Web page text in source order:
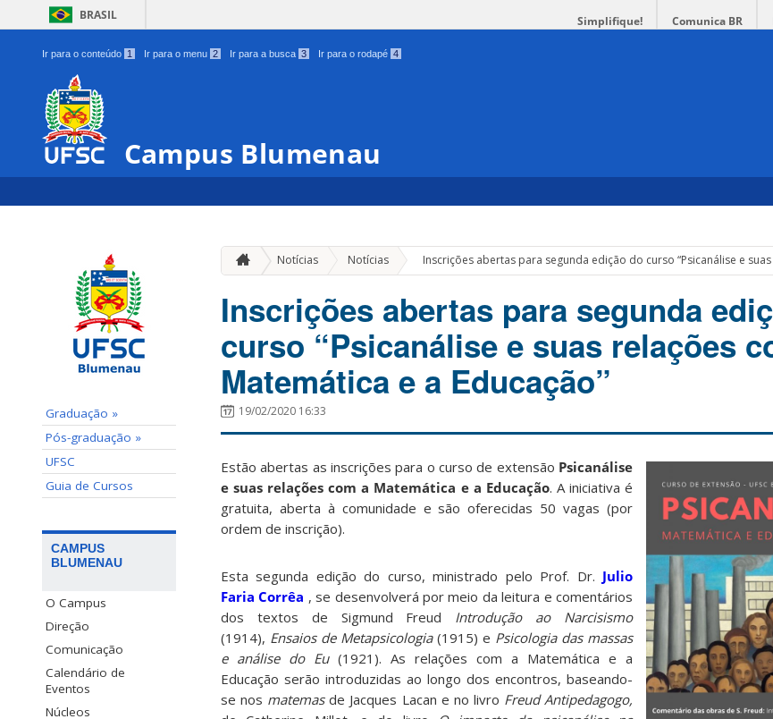
BRASIL Simplifique! Comunica BR
Ir para o conteúdo 1 Ir para o menu 2 Ir para a busca 3 Ir para o rodapé 4
Campus Blumenau
Graduação »
Pós-graduação »
UFSC
Guia de Cursos
CAMPUS
BLUMENAU
O Campus
Direção
Comunicação
Calendário de
Eventos
Núcleos
Notícias Notícias » Inscrições abertas para segunda edição do curso “Psicanálise e
Inscrições abertas para segunda
curso “Psicanálise e suas relações
Matemática e a Educação”
19/02/2020 16:33
Estão abertas as inscrições para o curso de extensão Psicanálise
e suas relações com a Matemática e a Educação. A iniciativa é
gratuita, aberta à comunidade e são oferecidas 50 vagas (por
ordem de inscrição).
Esta segunda edição do curso, ministrado pelo Prof. Dr. Julio
Faria Corrêa , se desenvolverá por meio da leitura e comentários
dos textos de Sigmund Freud Introdução ao Narcisismo
(1914), Ensaios de Metapsicologia(1915) e Psicologia das massas
e análise do Eu(1921). As relações com a Matemática e a
Educação serão introduzidas ao longo dos encontros, baseando-
se nos matemasde Jacques Lacan e no livro Freud Antipedagogo,